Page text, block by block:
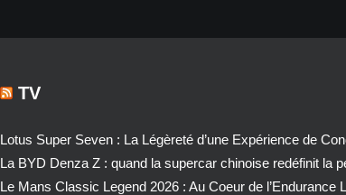
TV
Lotus Super Seven : La Légèreté d’une Expérience de
La BYD Denza Z : quand la supercar chinoise redéfinit la
Le Mans Classic Legend 2026 : Au Coeur de l’Endurance